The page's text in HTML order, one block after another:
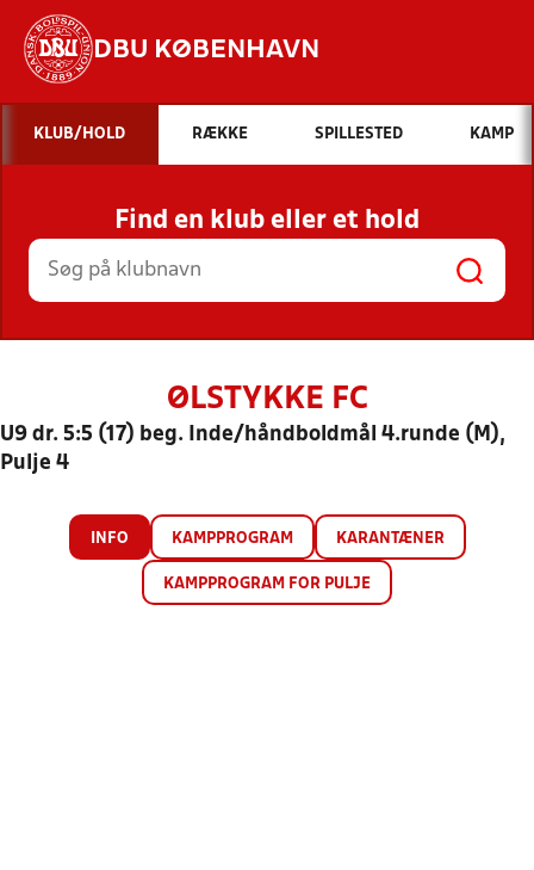
DBU KØBENHAVN
Hvad vil du søge efter?
INDHOLD OG NYHEDER
STILLINGER, RESULTATER, KLUBBER OG
HOLD
KLUB/HOLD RÆKKE SPILLESTED KAMP
Find en klub eller et hold
ØLSTYKKE FC
U9 dr. 5:5 (17) beg. Inde/håndboldmål 4.runde (M),
Pulje 4
INFO KAMPPROGRAM KARANTÆNER
KAMPPROGRAM FOR PULJE